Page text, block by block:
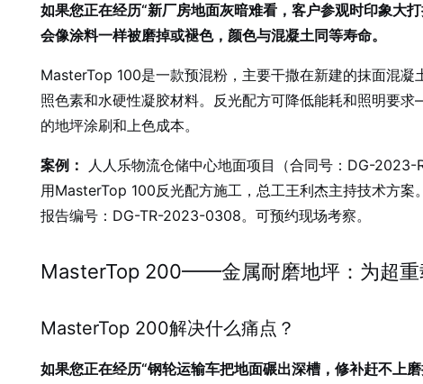
如果您正在经历“新厂房地面灰暗难看，客户参观时印象
会像涂料一样被磨掉或褪色，颜色与混凝土同等寿命。
MasterTop 100是一款预混粉，主要干撒在新建的抹面混
照色素和水硬性凝胶材料。反光配方可降低能耗和照明要
的地坪涂刷和上色成本。
案例：
人人乐物流仓储中心地面项目（合同号：DG-
用MasterTop 100反光配方施工，总工王利杰主持技术方
报告编号：DG-TR-2023-0308。可预约现场考察。
MasterTop 200——金属耐磨地坪：为超重
MasterTop 200解决什么痛点？
如果您正在经历“钢轮运输车把地面碾出深槽，修补赶不